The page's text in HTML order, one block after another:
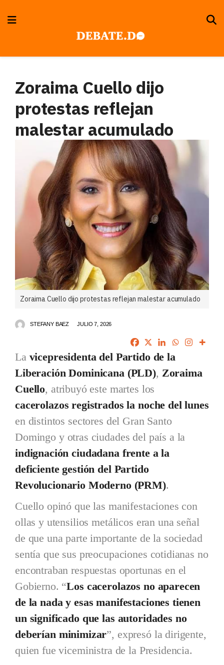
Zoraima Cuello dijo
protestas reflejan
malestar acumulado
Zoraima Cuello dijo protestas reflejan malestar acumulado
STEFANY BAEZ JULIO 7, 2026
La vicepresidenta del Partido de la
Liberación Dominicana (PLD), Zoraima
Cuello, atribuyó este martes los
cacerolazos registrados la noche del lunes
en distintos sectores del Gran Santo
Domingo y otras ciudades del país a la
indignación ciudadana frente a la
deficiente gestión del Partido
Revolucionario Moderno (PRM).
Cuello opinó que las manifestaciones con
ollas y utensilios metálicos eran una señal
de que una parte importante de la sociedad
sentía que sus preocupaciones cotidianas no
encontraban respuestas oportunas en el
Gobierno. “Los cacerolazos no aparecen
de la nada y esas manifestaciones tienen
un significado que las autoridades no
deberían minimizar”, expresó la dirigente,
quien fue viceministra de la Presidencia.